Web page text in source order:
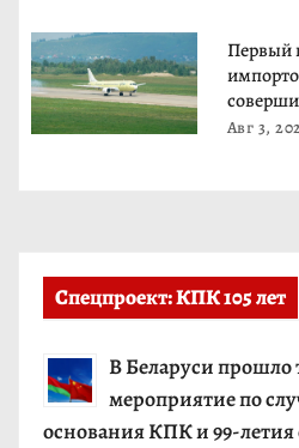
я
м
Первый
Авг 3,
Спецпроект: КПК 105 лет
В Беларуси прошло
мероприятие по
основания КПК и 99-летия